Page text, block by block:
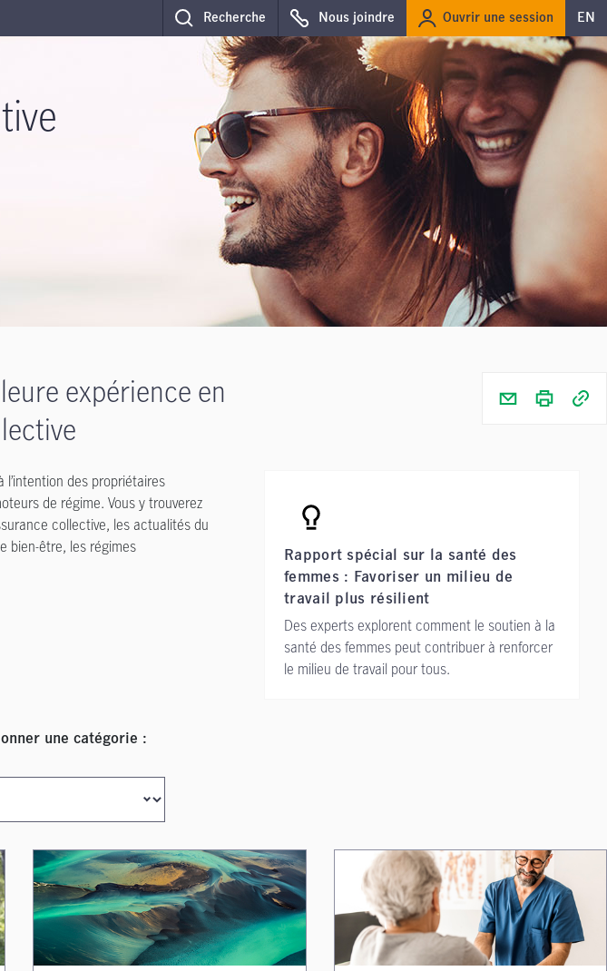
Recherche Nous joindre Ouvrir une session EN
expérience en
l’intention des propriétaires
de régime. Vous y trouverez
collective, les actualités du
bien-être, les régimes
Rapport spécial sur la santé des
femmes : Favoriser un milieu de
travail plus résilient
Des experts explorent comment le soutien à la
santé des femmes peut contribuer à renforcer
le milieu de travail pour tous.
une catégorie :